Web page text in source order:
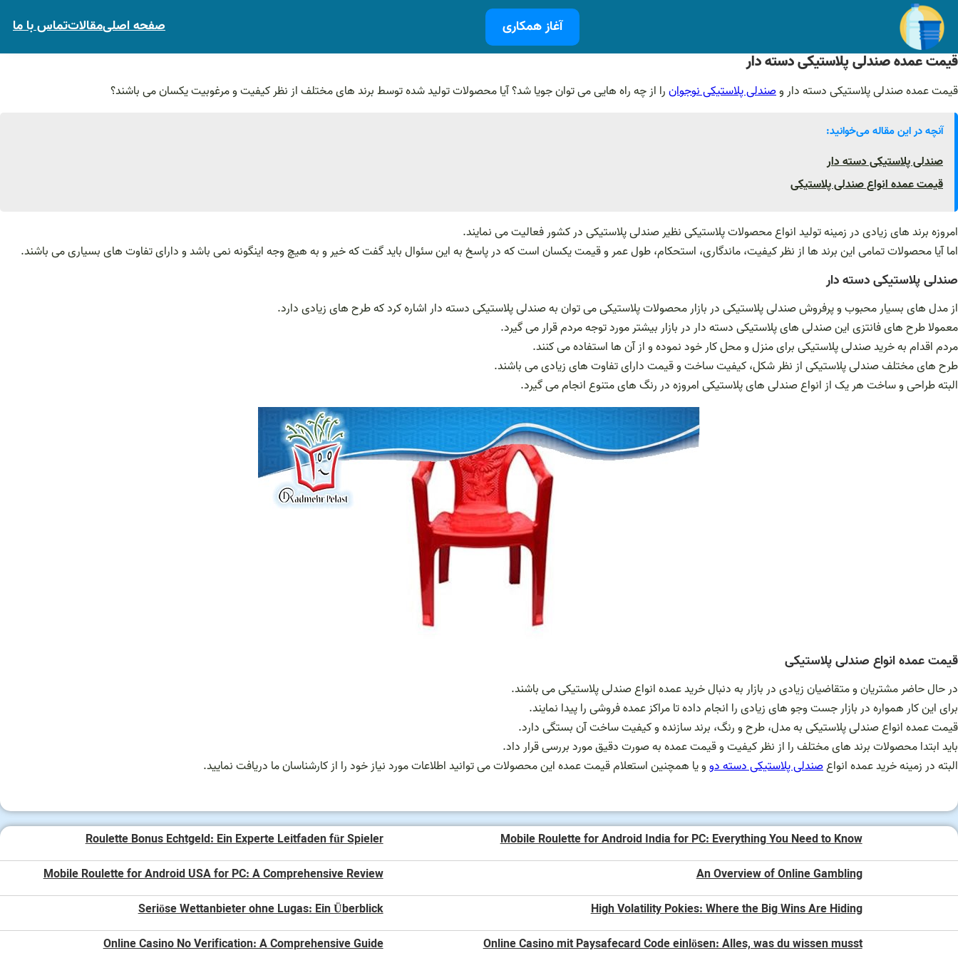
رفتن
محتوا
آغاز همکاری صفحه اصلیمقالاتتماس با ما
قیمت عمده صندلی پلاستیکی دسته دار
قیمت عمده صندلی پلاستیکی دسته دار وصندلی پلاستیکی نوجوانرا از چه راه هایی می توان جویا شد؟ آیا محصولات تولید شده توسط برند های مختلف از نظر کیفیت و مرغوبیت یکسان می باشند؟
آنچه در این مقاله می‌خوانید:
صندلی پلاستیکی دسته دار
قیمت عمده انواع صندلی پلاستیکی
امروزه برند های زیادی در زمینه تولید انواع محصولات پلاستیکی نظیر صندلی پلاستیکی در کشور فعالیت می نمایند.
اما آیا محصولات تمامی این برند ها از نظر کیفیت، ماندگاری، استحکام، طول عمر و قیمت یکسان است که در پاسخ به این سئوال باید گفت که خیر و به هیچ وجه اینگونه نمی باشد و دارای تفاوت های بسیاری می باشند.
صندلی پلاستیکی دسته دار
از مدل های بسیار محبوب و پرفروش صندلی پلاستیکی در بازار محصولات پلاستیکی می توان به صندلی پلاستیکی دسته دار اشاره کرد که طرح های زیادی دارد.
معمولا طرح های فانتزی این صندلی های پلاستیکی دسته دار در بازار بیشتر مورد توجه مردم قرار می گیرد.
مردم اقدام به خرید صندلی پلاستیکی برای منزل و محل کار خود نموده و از آن ها استفاده می کنند.
طرح های مختلف صندلی پلاستیکی از نظر شکل، کیفیت ساخت و قیمت دارای تفاوت های زیادی می باشند.
البته طراحی و ساخت هر یک از انواع صندلی های پلاستیکی امروزه در رنگ های متنوع انجام می گیرد.
قیمت عمده انواع صندلی پلاستیکی
در حال حاضر مشتریان و متقاضیان زیادی در بازار به دنبال خرید عمده انواع صندلی پلاستیکی می باشند.
برای این کار همواره در بازار جست وجو های زیادی را انجام داده تا مراکز عمده فروشی را پیدا نمایند.
قیمت عمده انواع صندلی پلاستیکی به مدل، طرح و رنگ، برند سازنده و کیفیت ساخت آن بستگی دارد.
باید ابتدا محصولات برند های مختلف را از نظر کیفیت و قیمت عمده به صورت دقیق مورد بررسی قرار داد.
البته در زمینه خرید عمده انواعصندلی پلاستیکی دسته دوو یا همچنین استعلام قیمت عمده این محصولات می توانید اطلاعات مورد نیاز خود را از کارشناسان ما دریافت نمایید.
Mobile Roulette for Android India for PC: Everything You Need to Know
Roulette Bonus Echtgeld: Ein Experte Leitfaden für Spieler
An Overview of Online Gambling
Mobile Roulette for Android USA for PC: A Comprehensive Review
High Volatility Pokies: Where the Big Wins Are Hiding
Seriöse Wettanbieter ohne Lugas: Ein Überblick
Online Casino mit Paysafecard Code einlösen: Alles, was du wissen musst
Online Casino No Verification: A Comprehensive Guide